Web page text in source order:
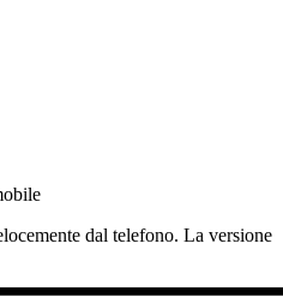
dal telefono. La versione